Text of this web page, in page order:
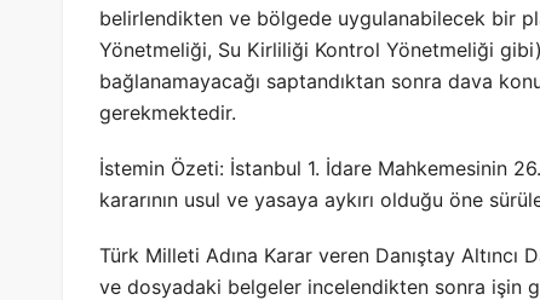
belirlendikten ve bölgede uygulanabilecek bir
Yönetmeliği, Su Kirliliği Kontrol Yönetmeliği
bağlanamayacağı saptandıktan sonra dava
gerekmektedir.
İstemin Özeti: İstanbul 1. İdare Mahkemesinin
kararının usul ve yasaya aykırı olduğu öne
Türk Milleti Adına Karar veren Danıştay
ve dosyadaki belgeler incelendikten sonra işin